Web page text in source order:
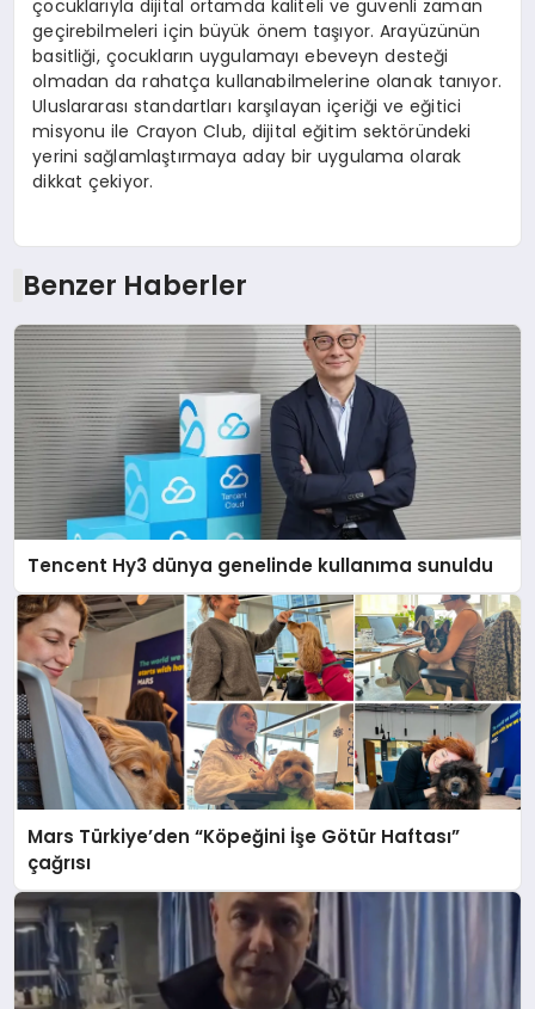
çocuklarıyla dijital ortamda kaliteli ve güvenli zaman
geçirebilmeleri için büyük önem taşıyor. Arayüzünün
basitliği, çocukların uygulamayı ebeveyn desteği
olmadan da rahatça kullanabilmelerine olanak tanıyor.
Uluslararası standartları karşılayan içeriği ve eğitici
misyonu ile Crayon Club, dijital eğitim sektöründeki
yerini sağlamlaştırmaya aday bir uygulama olarak
dikkat çekiyor.
Benzer Haberler
Tencent Hy3 dünya genelinde kullanıma sunuldu
Mars Türkiye’den “Köpeğini İşe Götür Haftası”
çağrısı